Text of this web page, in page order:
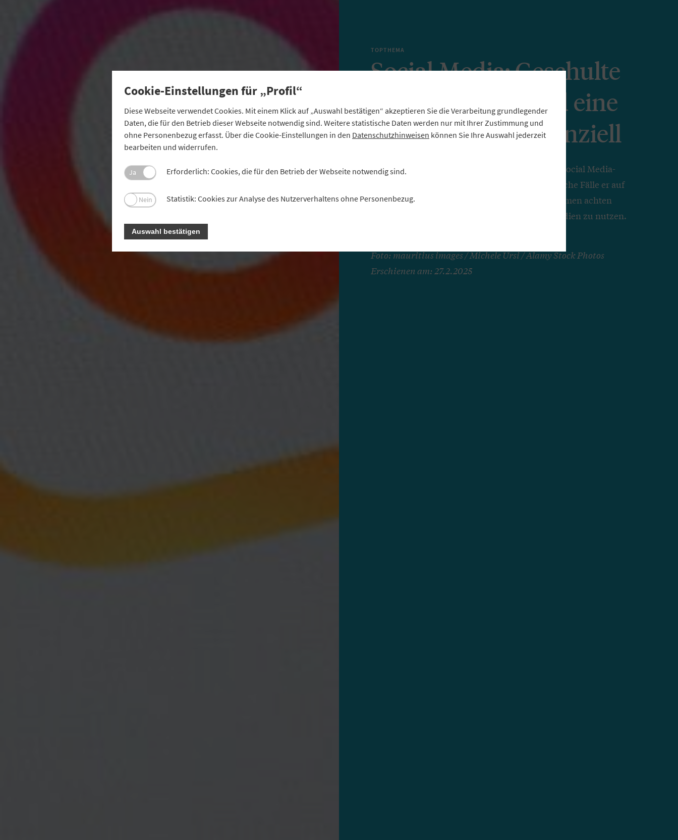
TOPTHEMA
Social Media: Geschulte
Mitarbeitende und eine
Strategie sind essenziell
Rechtsanwalt Benedikt Klas ist spezialisiert auf Social Media-
Recht. Im Gespräch mit „Profil“ schildert er, welche Fälle er auf
seinen Schreibtisch bekommt, worauf Unternehmen achten
sollten, und warum er dafür ist, die Sozialen Medien zu nutzen.
Foto: mauritius images / Michele Ursi / Alamy Stock Photos
Erschienen am: 27.2.2025
Cookie-Einstellungen für „Profil“
Diese Webseite verwendet Cookies. Mit einem Klick auf „Auswahl bestätigen“ akzeptieren Sie die Verarbeitung grundlegender
Daten, die für den Betrieb dieser Webseite notwendig sind. Weitere statistische Daten werden nur mit Ihrer Zustimmung und
ohne Personenbezug erfasst. Über die Cookie-Einstellungen in den Datenschutzhinweisen können Sie Ihre Auswahl jederzeit
bearbeiten und widerrufen.
Ja Erforderlich: Cookies, die für den Betrieb der Webseite notwendig sind.
Nein Statistik: Cookies zur Analyse des Nutzerverhaltens ohne Personenbezug.
Auswahl bestätigen